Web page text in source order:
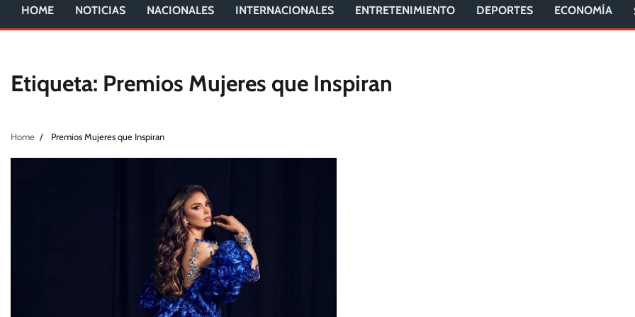
HOME
NOTICIAS NACIONALES INTERNACIONALES ENTRETENIMIENTO DEPORTES ECONOMÍA
Etiqueta: Premios Mujeres que Inspiran
Home Premios Mujeres que Inspiran